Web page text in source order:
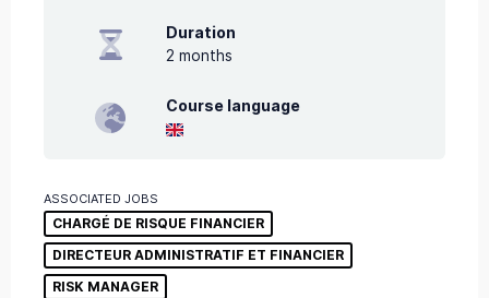
Duration
2 months
Course language
ASSOCIATED JOBS
CHARGÉ DE RISQUE FINANCIER
DIRECTEUR ADMINISTRATIF ET FINANCIER
RISK MANAGER